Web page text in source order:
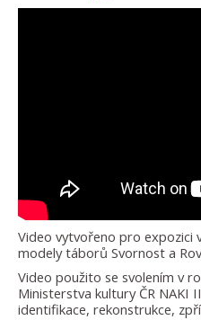
Video vytvořeno pro expozici
modely táborů Svornost a
Video použito se svolením v
Ministerstva kultury ČR NAKI
identifikace, rekonstrukce,